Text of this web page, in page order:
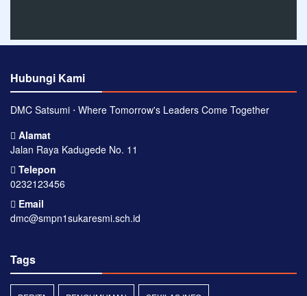
Hubungi Kami
DMC Satsumi ⋅ Where Tomorrow's Leaders Come Together
Alamat
Jalan Raya Kadugede No. 11
Telepon
0232123456
Email
dmc@smpn1sukaresmi.sch.id
Tags